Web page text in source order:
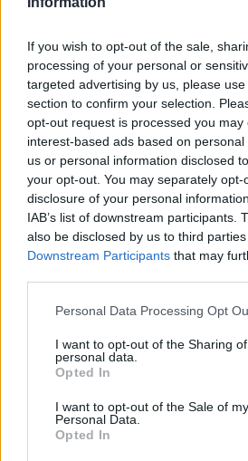
If you wish to opt-out of the sale,
processing of your personal or
targeted advertising by us, please
section to confirm your selection.
opt-out request is processed you may
interest-based ads based on
us or personal information disclosed
your opt-out. You may separately
disclosure of your personal
IAB’s list of downstream participants.
also be disclosed by us to third
Downstream Participants that may
Personal Data Processing Opt
I want to opt-out of the Sharing
personal data.
Opted In
I want to opt-out of the Sale of my
Personal Data.
Opted In
2COMMENTS
äldsta
Therese
6 år sedan
Avlångt land det här. Här har vi
veckan, till den vi redan hade…